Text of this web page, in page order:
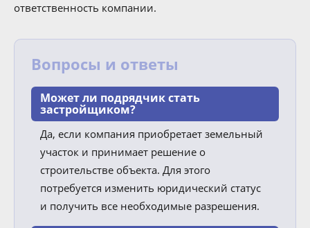
ответственность компании.
Вопросы и ответы
Может ли подрядчик стать
застройщиком?
Да, если компания приобретает земельный
участок и принимает решение о
строительстве объекта. Для этого
потребуется изменить юридический статус
и получить все необходимые разрешения.